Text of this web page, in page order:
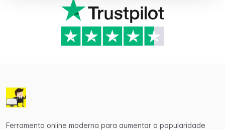
Ferramenta online moderna para aumentar a popularidade